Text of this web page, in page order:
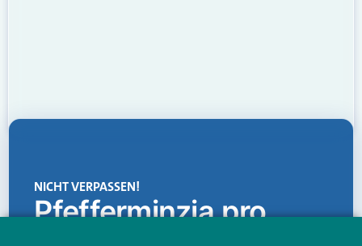
NICHT VERPASSEN!
Pfefferminzia.pro